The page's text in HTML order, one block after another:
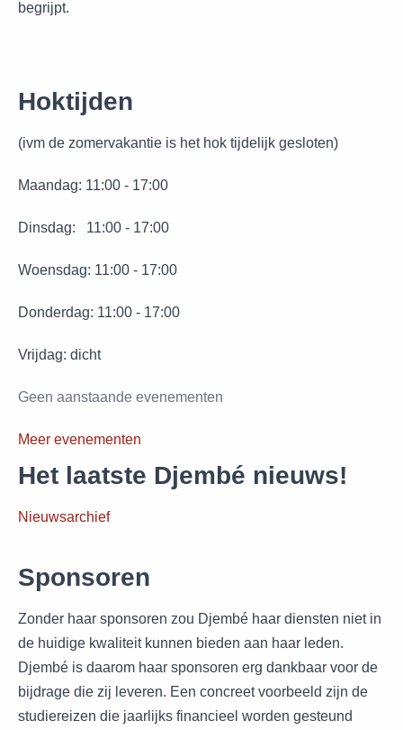
begrijpt.
Hoktijden
(ivm de zomervakantie is het hok tijdelijk gesloten)
Maandag: 11:00 - 17:00
Dinsdag: 11:00 - 17:00
Woensdag: 11:00 - 17:00
Donderdag: 11:00 - 17:00
Vrijdag: dicht
Geen aanstaande evenementen
Meer evenementen
Het laatste Djembé nieuws!
Nieuwsarchief
Sponsoren
Zonder haar sponsoren zou Djembé haar diensten niet in
de huidige kwaliteit kunnen bieden aan haar leden.
Djembé is daarom haar sponsoren erg dankbaar voor de
bijdrage die zij leveren. Een concreet voorbeeld zijn de
studiereizen die jaarlijks financieel worden gesteund